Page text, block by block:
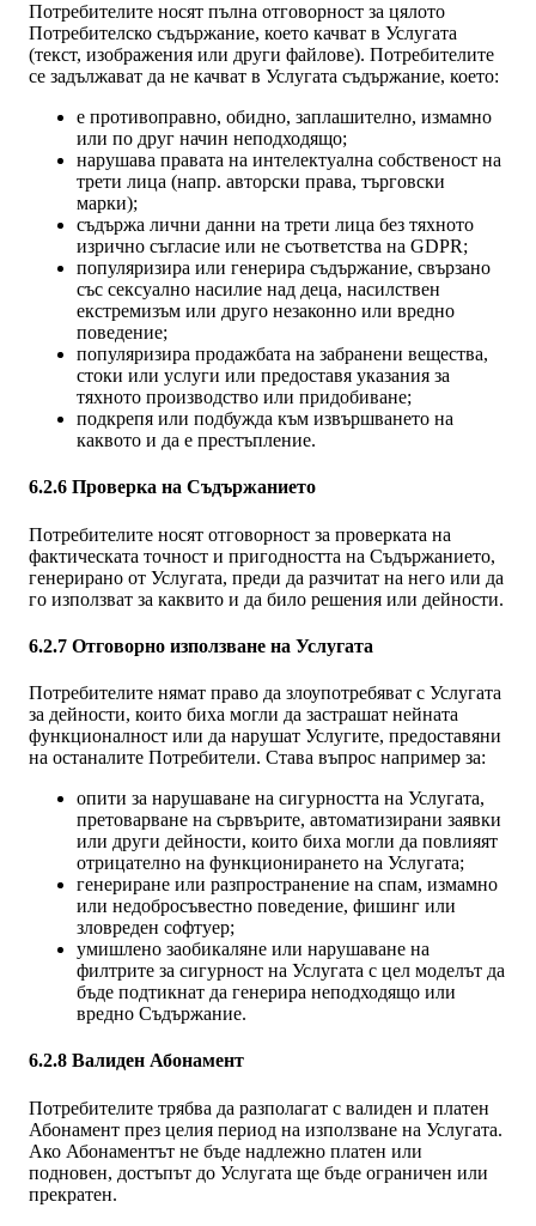
Потребителите носят пълна отговорност за цялото
Потребителско съдържание, което качват в Услугата
(текст, изображения или други файлове). Потребителите
се задължават да не качват в Услугата съдържание, което:
е противоправно, обидно, заплашително, измамно
или по друг начин неподходящо;
нарушава правата на интелектуална собственост на
трети лица (напр. авторски права, търговски
марки);
съдържа лични данни на трети лица без тяхното
изрично съгласие или не съответства на GDPR;
популяризира или генерира съдържание, свързано
със сексуално насилие над деца, насилствен
екстремизъм или друго незаконно или вредно
поведение;
популяризира продажбата на забранени вещества,
стоки или услуги или предоставя указания за
тяхното производство или придобиване;
подкрепя или подбужда към извършването на
каквото и да е престъпление.
6.2.6 Проверка на Съдържанието
Потребителите носят отговорност за проверката на
фактическата точност и пригодността на Съдържанието,
генерирано от Услугата, преди да разчитат на него или да
го използват за каквито и да било решения или дейности.
6.2.7 Отговорно използване на Услугата
Потребителите нямат право да злоупотребяват с Услугата
за дейности, които биха могли да застрашат нейната
функционалност или да нарушат Услугите, предоставяни
на останалите Потребители. Става въпрос например за:
опити за нарушаване на сигурността на Услугата,
претоварване на сървърите, автоматизирани заявки
или други дейности, които биха могли да повлияят
отрицателно на функционирането на Услугата;
генериране или разпространение на спам, измамно
или недобросъвестно поведение, фишинг или
зловреден софтуер;
умишлено заобикаляне или нарушаване на
филтрите за сигурност на Услугата с цел моделът да
бъде подтикнат да генерира неподходящо или
вредно Съдържание.
6.2.8 Валиден Абонамент
Потребителите трябва да разполагат с валиден и платен
Абонамент през целия период на използване на Услугата.
Ако Абонаментът не бъде надлежно платен или
подновен, достъпът до Услугата ще бъде ограничен или
прекратен.